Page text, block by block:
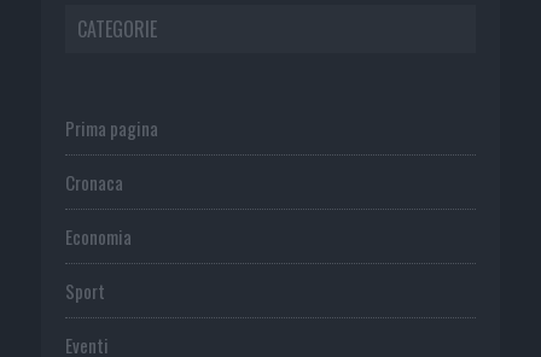
CATEGORIE
Prima pagina
Cronaca
Economia
Sport
Eventi